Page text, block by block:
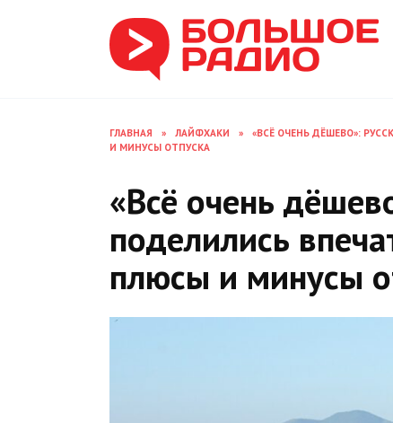
ГЛАВНАЯ » ЛАЙФХАКИ »
«ВСЁ ОЧЕНЬ ДЁШЕВО»:
И МИНУСЫ ОТПУСКА
«Всё очень
поделились
плюсы и минусы